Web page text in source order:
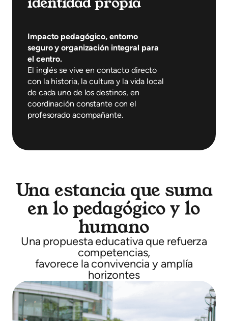
Impacto pedagógico, entorno
seguro y organización integral para
el centro.
El inglés se vive en contacto directo
con la historia, la cultura y la vida local
de cada uno de los destinos, en
coordinación constante con el
profesorado acompañante.
Una estancia que suma
en lo pedagógico y lo
humano
Una propuesta educativa que refuerza
competencias,
favorece la convivencia y amplía
horizontes